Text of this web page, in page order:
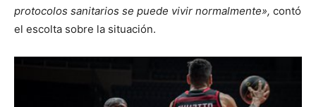
protocolos sanitarios se puede vivir normalmente», contó
el escolta sobre la situación.